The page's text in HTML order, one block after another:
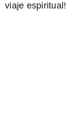
viaje espiritual!